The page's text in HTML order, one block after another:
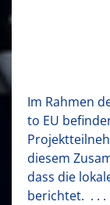
Im Rahmen
to EU
diesem
dass die
berichtet. . . .